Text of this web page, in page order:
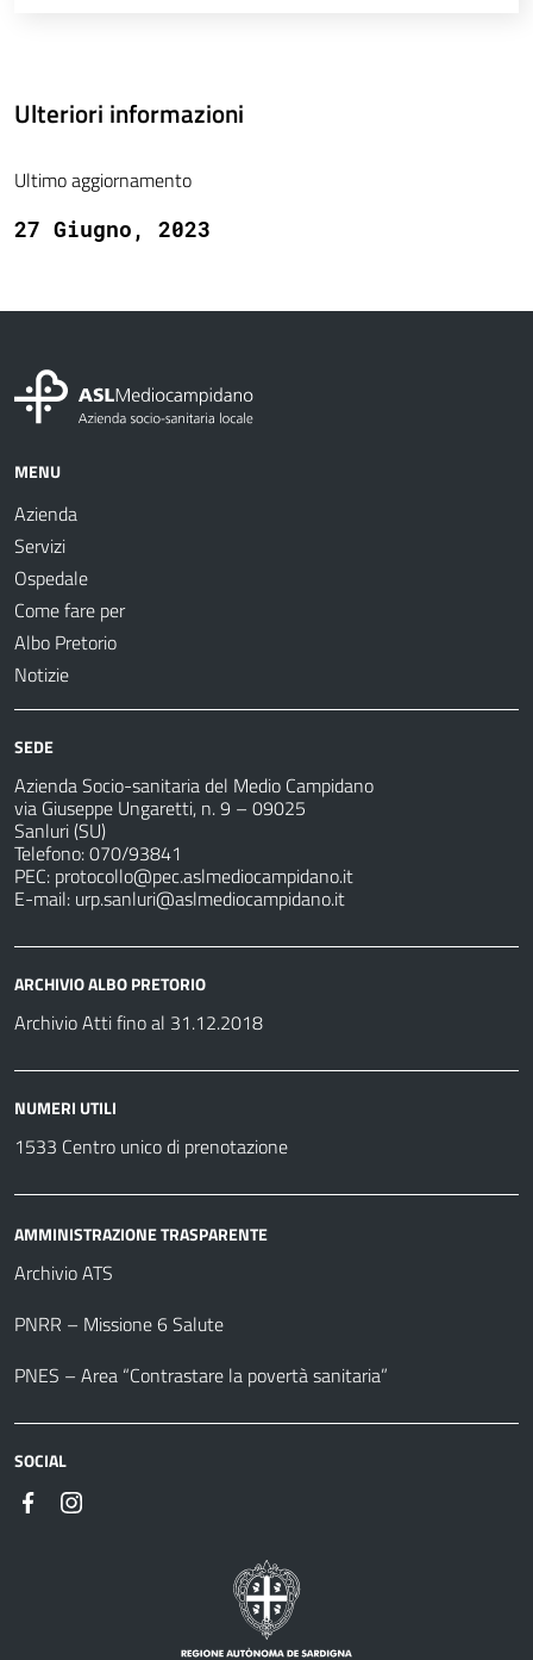
Ulteriori informazioni
Ultimo aggiornamento
27 Giugno, 2023
MENU
Azienda
Servizi
Ospedale
Come fare per
Albo Pretorio
Notizie
SEDE
Azienda Socio-sanitaria del Medio Campidano
via Giuseppe Ungaretti, n. 9 – 09025
Sanluri (SU)
Telefono: 070/93841
PEC: protocollo@pec.aslmediocampidano.it
E-mail: urp.sanluri@aslmediocampidano.it
ARCHIVIO ALBO PRETORIO
Archivio Atti fino al 31.12.2018
NUMERI UTILI
1533 Centro unico di prenotazione
AMMINISTRAZIONE TRASPARENTE
Archivio ATS
PNRR – Missione 6 Salute
PNES – Area “Contrastare la povertà sanitaria”
SOCIAL